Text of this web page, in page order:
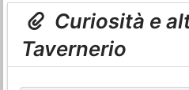
Curiosità e
Tavernerio